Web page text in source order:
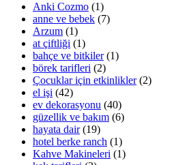
Anki Cozmo (1)
anne ve bebek (7)
Arzum (1)
at çiftliği (1)
bahçe ve bitkiler(1)
börek tarifleri (2)
Çocuklar için etkinlikler(2)
el işi (42)
ev dekorasyonu (40)
güzellik ve bakım (6)
hayata dair(19)
hotel berke ranch (1)
Kahve Makineleri (1)